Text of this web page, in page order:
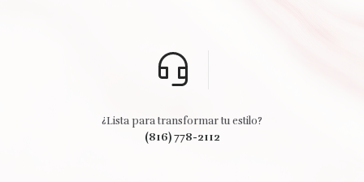
(816) 778-2112
¿Lista para transformar tu estilo?